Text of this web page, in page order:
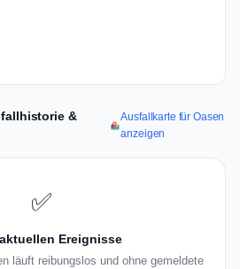
&
Ausfallkarte für Oasen
anzeigen
✅
Ereignisse
läuft reibungslos und ohne gemeldete